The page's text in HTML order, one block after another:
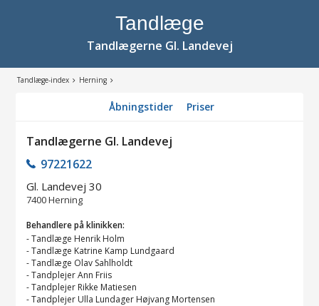
Tandlæge
Tandlægerne Gl. Landevej
Tandlæge-index Herning
Åbningstider Priser
Tandlægerne Gl. Landevej
97221622
Gl. Landevej 30
7400Herning
Behandlere på klinikken:
-Tandlæge Henrik Holm
-Tandlæge Katrine Kamp Lundgaard
-Tandlæge Olav Sahlholdt
-Tandplejer Ann Friis
-Tandplejer Rikke Matiesen
-Tandplejer Ulla Lundager Højvang Mortensen